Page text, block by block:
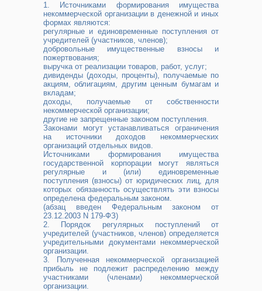
1. Источниками формирования имущества
некоммерческой организации в денежной и иных
формах являются:
регулярные и единовременные поступления от
учредителей (участников, членов);
добровольные имущественные взносы и
пожертвования;
выручка от реализации товаров, работ, услуг;
дивиденды (доходы, проценты), получаемые по
акциям, облигациям, другим ценным бумагам и
вкладам;
доходы, получаемые от собственности
некоммерческой организации;
другие не запрещенные законом поступления.
Законами могут устанавливаться ограничения
на источники доходов некоммерческих
организаций отдельных видов.
Источниками формирования имущества
государственной корпорации могут являться
регулярные и (или) единовременные
поступления (взносы) от юридических лиц, для
которых обязанность осуществлять эти взносы
определена федеральным законом.
(абзац введен Федеральным законом от
23.12.2003 N 179-ФЗ)
2. Порядок регулярных поступлений от
учредителей (участников, членов) определяется
учредительными документами некоммерческой
организации.
3. Полученная некоммерческой организацией
прибыль не подлежит распределению между
участниками (членами) некоммерческой
организации.